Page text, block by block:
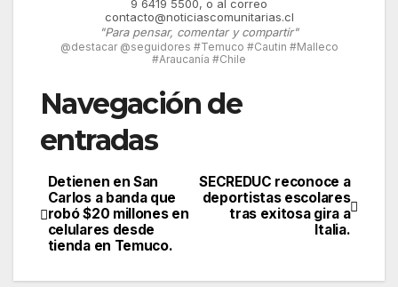
9 6419 5500, o al correo
contacto@noticiascomunitarias.cl
"Para pensar, comentar y compartir"
@destacar @seguidores #Temuco #Cautin #Malleco
#Araucanía #Chile
Navegación de
entradas
SECREDUC reconoce a
deportistas escolares
tras exitosa gira a
Italia.
Detienen en San
Carlos a banda que
robó $20 millones en
celulares desde
tienda en Temuco.